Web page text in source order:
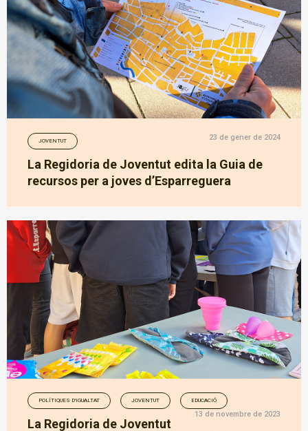
JOVENTUT 23 de gener de 2024
La Regidoria de Joventut edita la Guia de
recursos per a joves d’Esparreguera
POLÍTIQUES D'IGUALTAT JOVENTUT EDUCACIÓ
13 de novembre de 2023
La Regidoria de Joventut